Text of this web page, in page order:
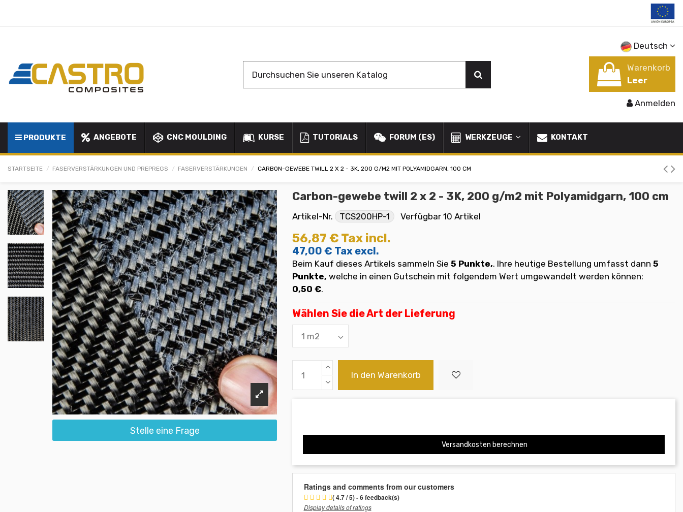
Deutsch
Warenkorb
Leer
Anmelden
PRODUKTE ANGEBOTE CNC MOULDING KURSE TUTORIALS FORUM (ES) WERKZEUGE KONTAKT
STARTSEITE FASERVERSTÄRKUNGEN UND PREPREGS FASERVERSTÄRKUNGEN CARBON-GEWEBE TWILL 2 X 2 - 3K, 200 G/M2 MIT POLYAMIDGARN, 100 CM
Stelle eine Frage
Carbon-gewebe twill 2 x 2 - 3K, 200 g/m2 mit Polyamidgarn, 100 cm
Artikel-Nr. TCS200HP-1 Verfügbar 10 Artikel
56,87 € Tax incl.
47,00 € Tax excl.
Beim Kauf dieses Artikels sammeln Sie 5 Punkte,. Ihre heutige Bestellung umfasst dann 5
Punkte, welche in einen Gutschein mit folgendem Wert umgewandelt werden können:
0,50 €.
Wählen Sie die Art der Lieferung
In den Warenkorb
Versandkosten berechnen
Ratings and comments from our customers
( 4.7 / 5) - 6 feedback(s)
Display details of ratings